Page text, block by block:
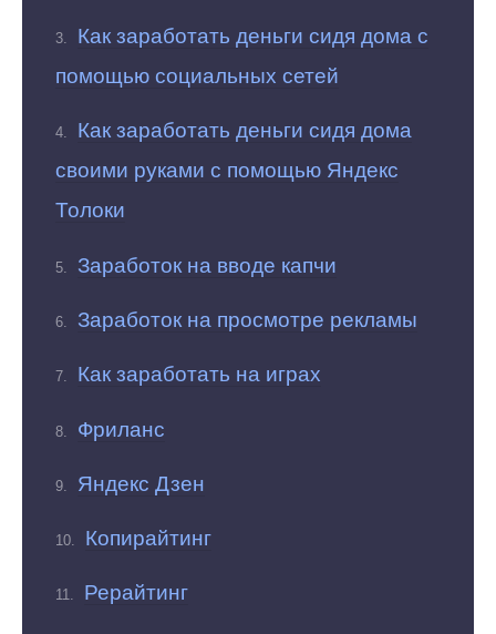
Как заработать деньги сидя дома с
помощью социальных сетей
Как заработать деньги сидя дома
своими руками с помощью Яндекс
Толоки
Заработок на вводе капчи
Заработок на просмотре рекламы
Как заработать на играх
Фриланс
Яндекс Дзен
Копирайтинг
Рерайтинг